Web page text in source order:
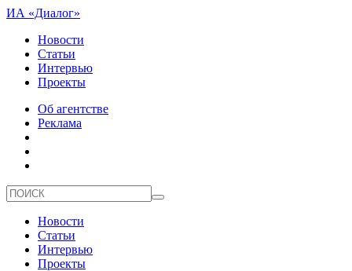
ИА «Диалог»
Новости
Статьи
Интервью
Проекты
Об агентстве
Реклама
Новости
Статьи
Интервью
Проекты